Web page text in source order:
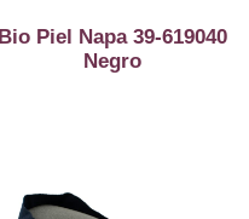
Bio Piel Napa 39-619040
Negro